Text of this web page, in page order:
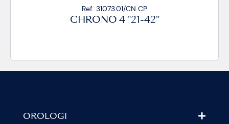
OROLOGI